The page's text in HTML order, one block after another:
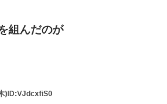
組んだのが
)ID:VJdcxfiS0